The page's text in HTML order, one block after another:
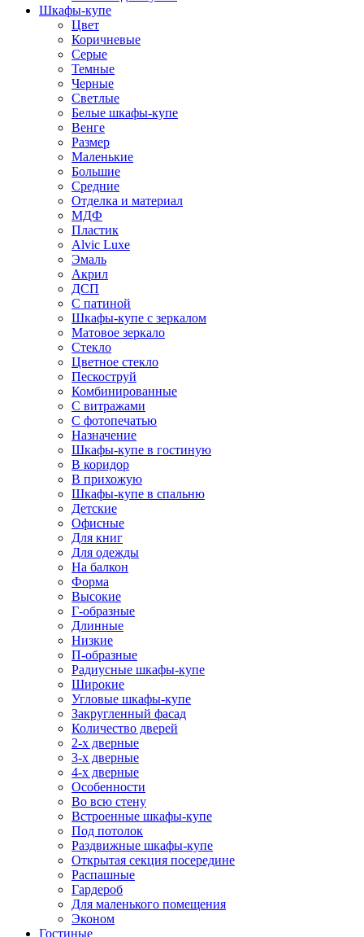
Шкафы-купе
Цвет
Коричневые
Серые
Темные
Черные
Светлые
Белые шкафы-купе
Венге
Размер
Маленькие
Большие
Средние
Отделка и материал
МДФ
Пластик
Alvic Luxe
Эмаль
Акрил
ДСП
С патиной
Шкафы-купе с зеркалом
Матовое зеркало
Стекло
Цветное стекло
Пескоструй
Комбинированные
С витражами
С фотопечатью
Назначение
Шкафы-купе в гостиную
В коридор
В прихожую
Шкафы-купе в спальню
Детские
Офисные
Для книг
Для одежды
На балкон
Форма
Высокие
Г-образные
Длинные
Низкие
П-образные
Радиусные шкафы-купе
Широкие
Угловые шкафы-купе
Закругленный фасад
Количество дверей
2-х дверные
3-х дверные
4-х дверные
Особенности
Во всю стену
Встроенные шкафы-купе
Под потолок
Раздвижные шкафы-купе
Открытая секция посередине
Распашные
Гардероб
Для маленького помещения
Эконом
Гостиные